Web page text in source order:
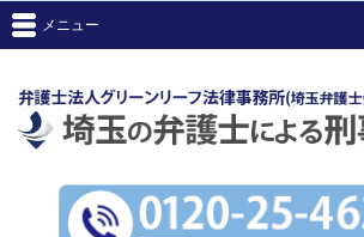
メニュー